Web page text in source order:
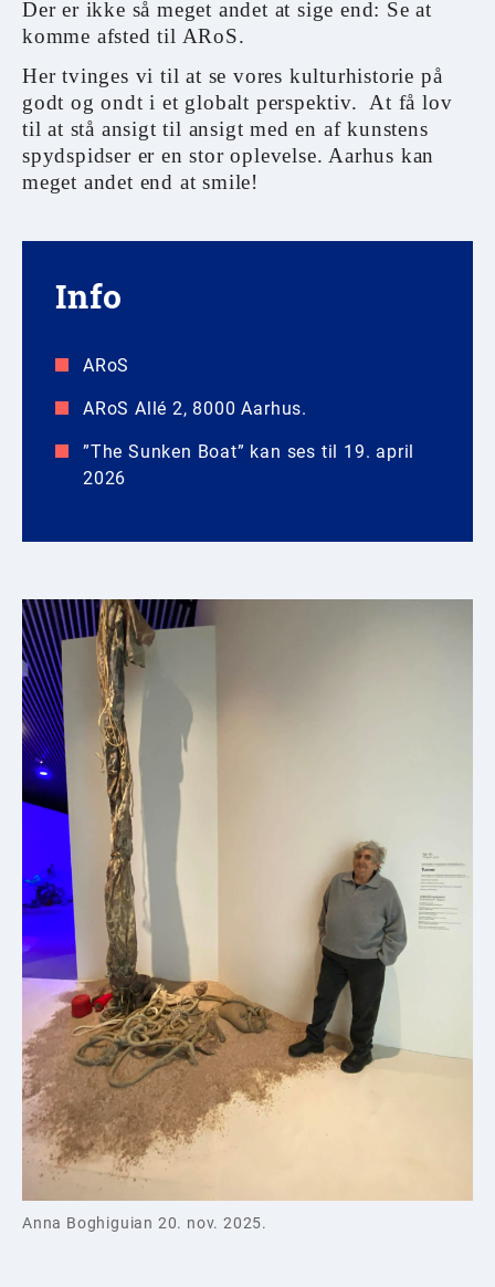
Der er ikke så meget andet at sige end: Se at
komme afsted til ARoS.
Her tvinges vi til at se vores kulturhistorie på
godt og ondt i et globalt perspektiv. At få lov
til at stå ansigt til ansigt med en af kunstens
spydspidser er en stor oplevelse. Aarhus kan
meget andet end at smile!
Info
ARoS
ARoS Allé 2, 8000 Aarhus.
”The Sunken Boat” kan ses til 19. april
2026
Anna Boghiguian 20. nov. 2025.